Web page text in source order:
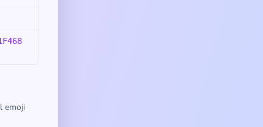
emoji